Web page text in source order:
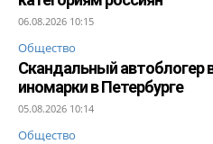
06.08.2026 10:15
Общество
Скандальный автоблогер
иномарки в Петербурге
05.08.2026 10:14
Общество